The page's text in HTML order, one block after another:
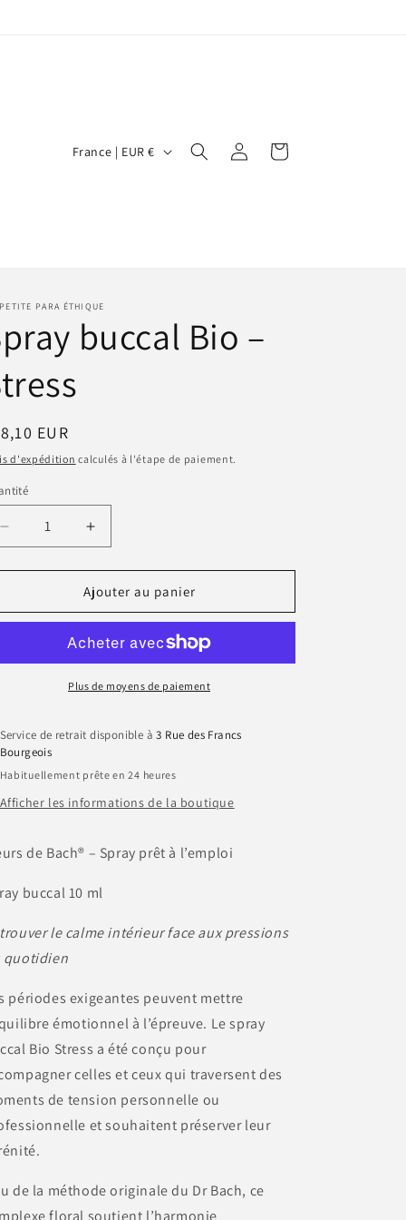
é
g
i
o
n
France | EUR € Connexion Panier
PARA ÉTHIQUE
buccal Bio –
EUR
d'expédition calculés à l'étape de paiement.
Réduire
la
quantité
Spray
–
Augmenter
la
quantité
de
Spray
Bio
–
Stress
Ajouter au panier
Plus de moyens de paiement
Service de retrait disponible à3 Rue des Francs
Bourgeois
Habituellement prête en 24 heures
Afficher les informations de la boutique
de Bach® – Spray prêt à l’emploi
buccal 10 ml
le calme intérieur face aux pressions
quotidien
périodes exigeantes peuvent mettre
émotionnel à l’épreuve. Le spray
Bio Stress a été conçu pour
celles et ceux qui traversent des
de tension personnelle ou
et souhaitent préserver leur
de la méthode originale du Dr Bach, ce
floral soutient l’harmonie